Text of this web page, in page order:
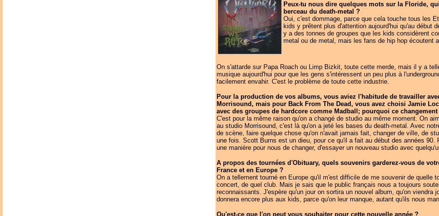
Peux-tu nous dire quelques mots sur la Floride,
berceau du death-metal ?
Oui, c'est dommage, parce que cela touche tous les
kids y prêtent plus d'attention aujourd'hui qu'au début
y a des tonnes de groupes que les kids considèrent
metal ou de metal, mais les fans de hip hop écoutent
On s'attarde sur Papa Roach ou Limp Bizkit, toute cette merde, mais il y a
musique aujourd'hui pour que les gens s'intéressent un peu plus à
facilement envahir. C'est le problème de toute cette industrie.
Pour la production de vos albums, vous aviez l'habitude de travailler
Morrisound, mais pour Back From The Dead, vous avez choisi Jamie
avec des groupes de hardcore comme Madball; pourquoi ce changement
C'est pour la même raison qu'on a changé de studio au même moment. On
au studio Morrisound, c'est là qu'on a jeté les bases du death-metal. Avec
de scène, faire quelque chose qu'on n'avait jamais fait, changer de ville, de
une fois. Scott Burns est un dieu, pour ce qu'il a fait au début des années 90.
une manière pour nous de changer, d'essayer un nouveau studio avec
A propos des tournées d'Obituary, quels souvenirs garderez-vous de
France et en Europe ?
On a tellement tourné en Europe qu'il m'est difficile de me souvenir de quelle
concert, de quel club. Mais je sais que le public français nous a toujours
reconnaissants. J'espère qu'un jour on sortira un nouvel album, qu'on viendra
donnera encore plus aux kids, parce qu'on leur manque, autant qu'ils nous
Qu'est-ce que l'on peut vous souhaiter pour cette nouvelle année ?